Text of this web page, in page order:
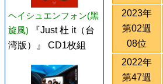
ヘイシュエンフォン(黑
旋風)
『Just 杜 it（台
湾版）』 CD1枚組
2023年
第02週
08位
2022年
第47週